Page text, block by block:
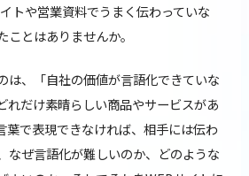
トや営業資料でうまく伝わっていな
とはありませんか。
は、「自社の価値が言語化できていな
れだけ素晴らしい商品やサービスがあ
葉で表現できなければ、相手には伝わ
なぜ言語化が難しいのか、どのような